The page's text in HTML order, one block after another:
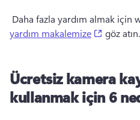
Daha fazla yardım almak için
yardım makalemize
(opens
göz atın.
Ücretsiz kamera
kullanmak için 6